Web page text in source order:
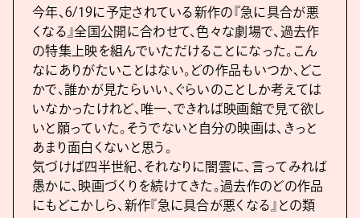
今年、6/19に予定されている新作の『急に具合が悪
くなる』全国公開に合わせて、色々な劇場で、過去作
の特集上映を組んでいただけることになった。こん
なにありがたいことはない。どの作品もいつか、どこ
かで、誰かが見たらいい、ぐらいのことしか考えては
いなかったけれど、唯一、できれば映画館で見て欲し
いと願っていた。そうでないと自分の映画は、きっと
あまり面白くないと思う。
気づけば四半世紀、それなりに闇雲に、言ってみれば
愚かに、映画づくりを続けてきた。過去作のどの作品
にもどこかしら、新作『急に具合が悪くなる』との類